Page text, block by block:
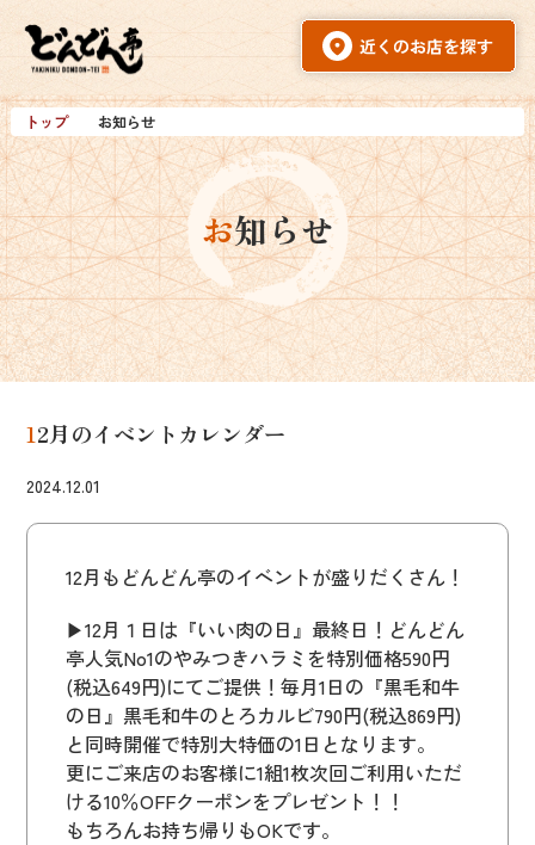
お知らせ
トップ お知らせ
12月のイベントカレンダー
2024.12.01
12月もどんどん亭のイベントが盛りだくさん！
▶12月１日は『いい肉の日』最終日！どんどん
亭人気No1のやみつきハラミを特別価格590円
(税込649円)にてご提供！毎月1日の『黒毛和牛
の日』黒毛和牛のとろカルビ790円(税込869円)
と同時開催で特別大特価の1日となります。
更にご来店のお客様に1組1枚次回ご利用いただ
ける10％OFFクーポンをプレゼント！！
もちろんお持ち帰りもOKです。